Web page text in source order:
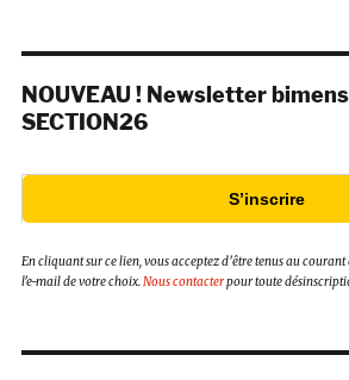
NOUVEAU ! Newsletter
SECTION26
S’inscrire
En cliquant sur ce lien, vous acceptez d’être tenus au
l’e-mail de votre choix.Nous contacterpour toute